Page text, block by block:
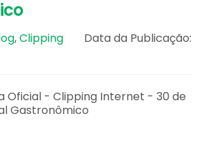
,Clipping
Data da Publicação:
Oficial - Clipping Internet - 30 de
Gastronômico